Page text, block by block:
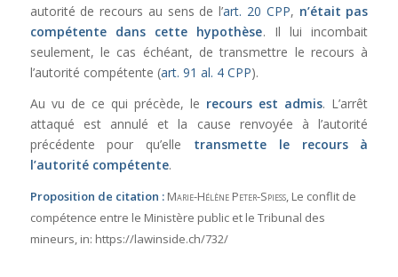
autorité de recours au sens de l’art. 20 CPP, n’était pas
compétente dans cette hypothèse. Il lui incombait
seulement, le cas échéant, de transmettre le recours à
l’autorité compétente (art. 91 al. 4 CPP).
Au vu de ce qui précède, le recours est admis. L’arrêt
attaqué est annulé et la cause renvoyée à l’autorité
précédente pour qu’elle transmette le recours à
l’autorité compétente.
Proposition de citation : Marie-Hélène Peter-Spiess, Le conflit de
compétence entre le Ministère public et le Tribunal des
mineurs, in: https://lawinside.ch/732/